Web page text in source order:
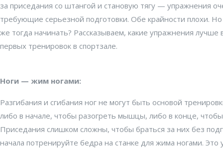
за приседания со штангой и становую тягу — упражнения
требующие серьезной подготовки. Обе крайности плохи. Но
же тогда начинать? Рассказываем, какие упражнения лучше
первых тренировок в спортзале.
Ноги — жим ногами:
Разгибания и сгибания ног не могут быть основой
либо в начале, чтобы разогреть мышцы, либо в конце,
Приседания слишком сложны, чтобы браться за них без
начала потренируйте бедра на станке для жима ногами. Это